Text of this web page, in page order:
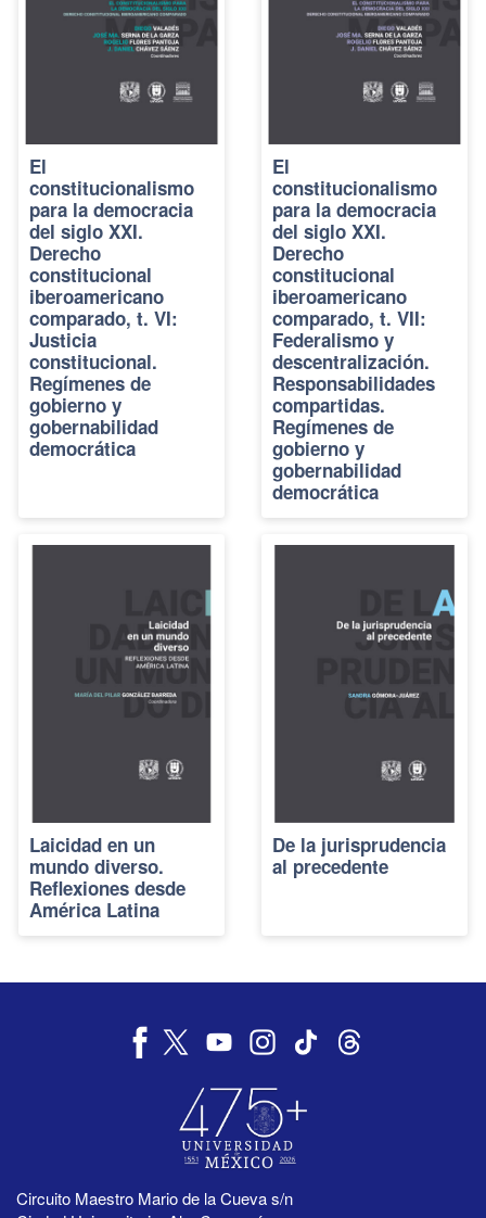
El
constitucionalismo
para la democracia
del siglo XXI.
Derecho
constitucional
iberoamericano
comparado, t. VI:
Justicia
constitucional.
Regímenes de
gobierno y
gobernabilidad
democrática
El
constitucionalismo
para la democracia
del siglo XXI.
Derecho
constitucional
iberoamericano
comparado, t. VII:
Federalismo y
descentralización.
Responsabilidades
compartidas.
Regímenes de
gobierno y
gobernabilidad
democrática
Laicidad en un
mundo diverso.
Reflexiones desde
América Latina
De la jurisprudencia
al precedente
Circuito Maestro Mario de la Cueva s/n